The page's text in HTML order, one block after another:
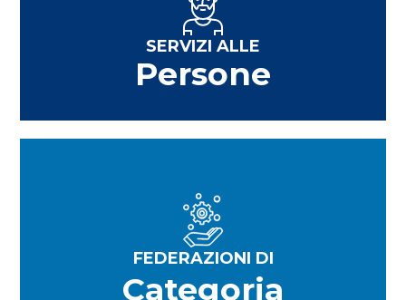
SERVIZI ALLE
Persone
FEDERAZIONI DI
Categoria